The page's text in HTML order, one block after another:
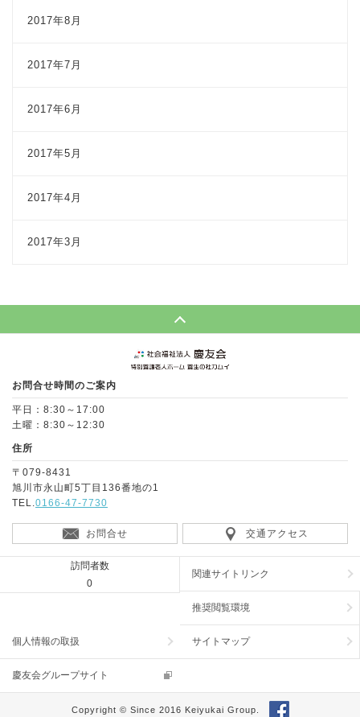
2017年8月
2017年7月
2017年6月
2017年5月
2017年4月
2017年3月
お問合せ時間のご案内
平日：8:30～17:00
土曜：8:30～12:30
住所
〒079-8431
旭川市永山町5丁目136番地の1
TEL.0166-47-7730
お問合せ 交通アクセス
訪問者数
0
関連サイトリンク
推奨閲覧環境
個人情報の取扱 サイトマップ
慶友会グループサイト
Copyright © Since 2016 Keiyukai Group.